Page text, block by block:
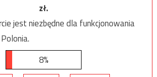
zł.
jest niezbędne dla funkcjonowania
8%